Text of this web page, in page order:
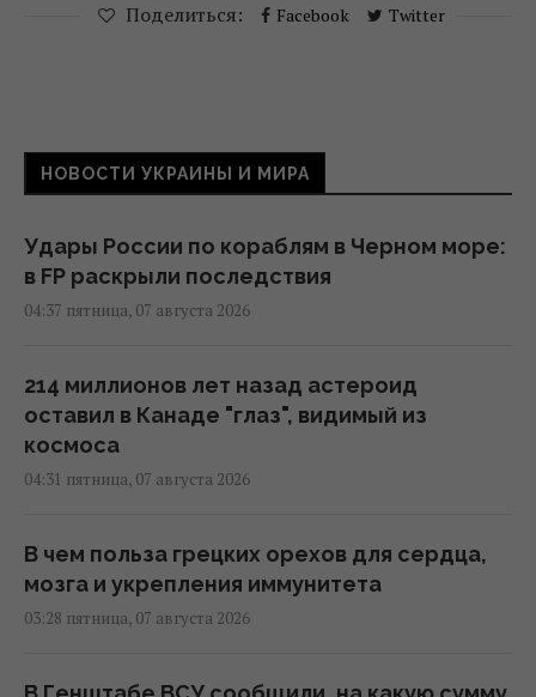
Поделиться: Facebook Twitter
НОВОСТИ УКРАИНЫ И МИРА
Удары России по кораблям в Черном море:
в FP раскрыли последствия
04:37 пятница, 07 августа 2026
214 миллионов лет назад астероид
оставил в Канаде "глаз", видимый из
космоса
04:31 пятница, 07 августа 2026
В чем польза грецких орехов для сердца,
мозга и укрепления иммунитета
03:28 пятница, 07 августа 2026